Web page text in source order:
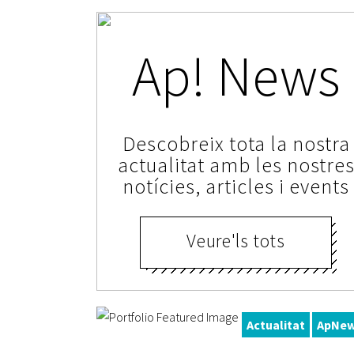
Ap! News
Descobreix tota la nostra
actualitat amb les nostres
notícies, articles i events
Veure'ls tots
Actualitat
Solidaritat i
glamur tornen a
donar-se la mà
al Sopar
Solidari
Ap!Lleida 2026
en benefici
d’AREMI